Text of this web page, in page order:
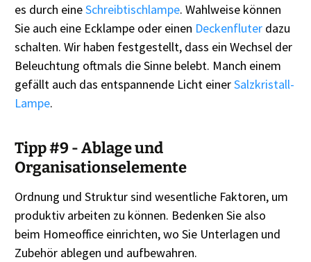
es durch eineSchreibtischlampe. Wahlweise können
Sie auch eine Ecklampe oder einen Deckenfluter dazu
schalten. Wir haben festgestellt, dass ein Wechsel der
Beleuchtung oftmals die Sinne belebt. Manch einem
gefällt auch das entspannende Licht einerSalzkristall-
Lampe.
Tipp #9 - Ablage und
Organisationselemente
Ordnung und Struktur sind wesentliche Faktoren, um
produktiv arbeiten zu können. Bedenken Sie also
beim Homeoffice einrichten, wo Sie Unterlagen und
Zubehör ablegen und aufbewahren.